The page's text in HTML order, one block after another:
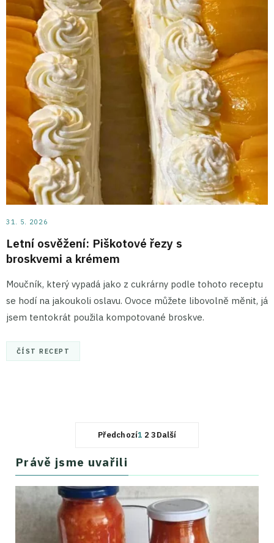
31. 5. 2026
Letní osvěžení: Piškotové řezy s
broskvemi a krémem
Moučník, který vypadá jako z cukrárny podle tohoto receptu
se hodí na jakoukoli oslavu. Ovoce můžete libovolně měnit, já
jsem tentokrát použila kompotované broskve.
ČÍST RECEPT
Předchozí1 2 3Další
Právě jsme uvařili